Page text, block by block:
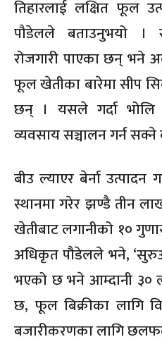
तिहारलाई लक्षित फूल
पौडेलले बताउनुभयो ।
रोजगारी पाएका छन् भने
फूल खेतीका बारेमा सीप
छन् । यसले गर्दा
व्यवसाय सञ्चालन गर्न
बीउ ल्याएर बेर्ना उत्पादन
स्थानमा गरेर झण्डै तीन
खेतीबाट लगानीको १०
अधिकृत पौडेलले भने,
भएको छ भने आम्दानी ३०
छ, फूल बिक्रीका लागि
बजारीकरणका लागि